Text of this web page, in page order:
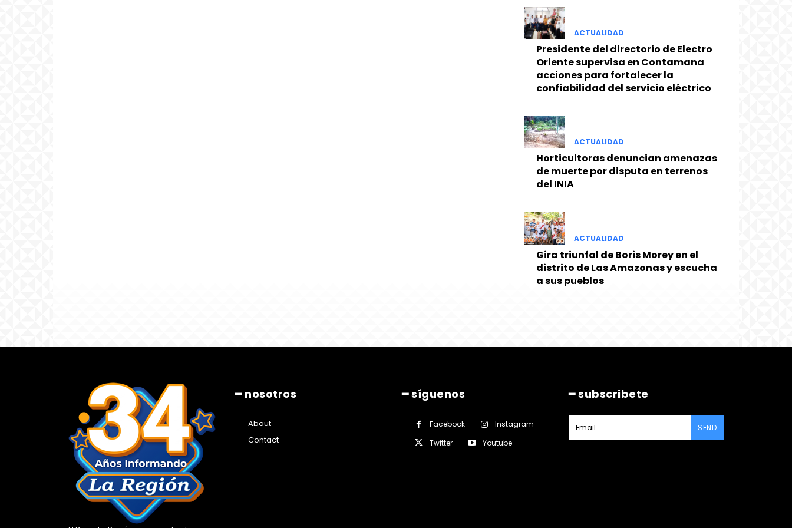
ACTUALIDAD
Presidente del directorio de Electro
Oriente supervisa en Contamana
acciones para fortalecer la
confiabilidad del servicio eléctrico
ACTUALIDAD
Horticultoras denuncian amenazas
de muerte por disputa en terrenos
del INIA
ACTUALIDAD
Gira triunfal de Boris Morey en el
distrito de Las Amazonas y escucha
a sus pueblos
━ nosotros
About
Contact
━ síguenos
Facebook
Instagram
Twitter
Youtube
━ subscribete
SEND